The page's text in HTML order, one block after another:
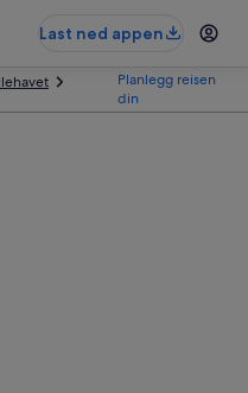
Last ned appen
Planlegg reisen
din